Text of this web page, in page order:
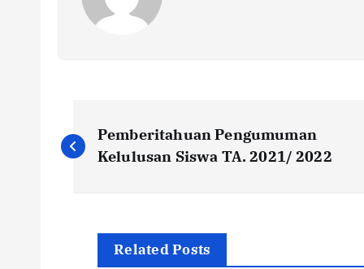
P
o
Pemberitahuan Pengumuman
Kelulusan Siswa TA. 2021/ 2022
Related Posts